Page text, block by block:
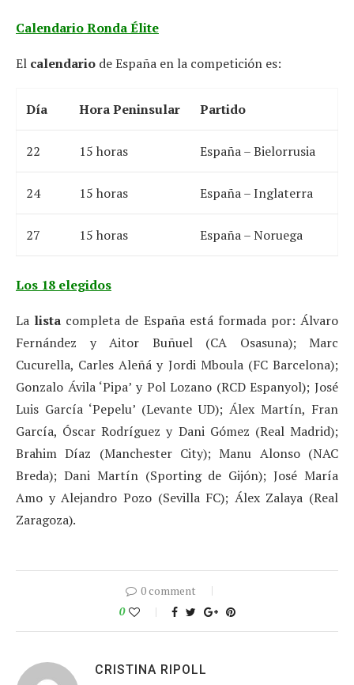
Calendario Ronda Élite
El calendario de España en la competición es:
Día Hora Peninsular Partido
22 15 horas España – Bielorrusia
24 15 horas España – Inglaterra
27 15 horas España – Noruega
Los 18 elegidos
La lista completa de España está formada por: Álvaro
Fernández y Aitor Buñuel (CA Osasuna); Marc
Cucurella, Carles Aleñá y Jordi Mboula (FC Barcelona);
Gonzalo Ávila ‘Pipa’ y Pol Lozano (RCD Espanyol); José
Luis García ‘Pepelu’ (Levante UD); Álex Martín, Fran
García, Óscar Rodríguez y Dani Gómez (Real Madrid);
Brahim Díaz (Manchester City); Manu Alonso (NAC
Breda); Dani Martín (Sporting de Gijón); José María
Amo y Alejandro Pozo (Sevilla FC); Álex Zalaya (Real
Zaragoza).
0 comment
0
CRISTINA RIPOLL